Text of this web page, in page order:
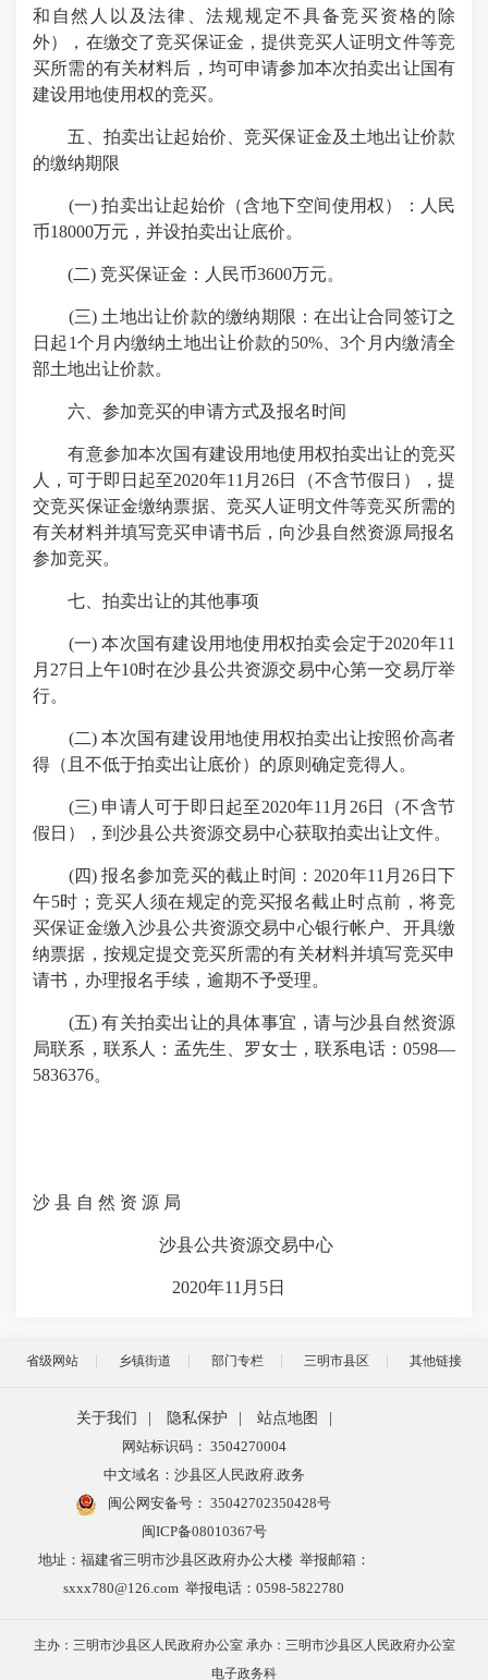
和自然人以及法律、法规规定不具备竞买资格的除
外），在缴交了竞买保证金，提供竞买人证明文件等竞
买所需的有关材料后，均可申请参加本次拍卖出让国有
建设用地使用权的竞买。
五、拍卖出让起始价、竞买保证金及土地出让价款
的缴纳期限
(一) 拍卖出让起始价（含地下空间使用权）：人民
币18000万元，并设拍卖出让底价。
(二) 竞买保证金：人民币3600万元。
(三) 土地出让价款的缴纳期限：在出让合同签订之
日起1个月内缴纳土地出让价款的50%、3个月内缴清全
部土地出让价款。
六、参加竞买的申请方式及报名时间
有意参加本次国有建设用地使用权拍卖出让的竞买
人，可于即日起至2020年11月26日（不含节假日），提
交竞买保证金缴纳票据、竞买人证明文件等竞买所需的
有关材料并填写竞买申请书后，向沙县自然资源局报名
参加竞买。
七、拍卖出让的其他事项
(一) 本次国有建设用地使用权拍卖会定于2020年11
月27日上午10时在沙县公共资源交易中心第一交易厅举
行。
(二) 本次国有建设用地使用权拍卖出让按照价高者
得（且不低于拍卖出让底价）的原则确定竞得人。
(三) 申请人可于即日起至2020年11月26日（不含节
假日），到沙县公共资源交易中心获取拍卖出让文件。
(四) 报名参加竞买的截止时间：2020年11月26日下
午5时；竞买人须在规定的竞买报名截止时点前，将竞
买保证金缴入沙县公共资源交易中心银行帐户、开具缴
纳票据，按规定提交竞买所需的有关材料并填写竞买申
请书，办理报名手续，逾期不予受理。
(五) 有关拍卖出让的具体事宜，请与沙县自然资源
局联系，联系人：孟先生、罗女士，联系电话：0598—
5836376。
沙 县 自 然 资 源 局
沙县公共资源交易中心
2020年11月5日
省级网站 乡镇街道 部门专栏 三明市县区 其他链接
关于我们 隐私保护 站点地图
网站标识码： 3504270004
中文域名：沙县区人民政府.政务
闽公网安备号： 35042702350428号
闽ICP备08010367号
地址：福建省三明市沙县区政府办公大楼 举报邮箱：
sxxx780@126.com 举报电话：0598-5822780
主办：三明市沙县区人民政府办公室 承办：三明市沙县区人民政府办公室
电子政务科